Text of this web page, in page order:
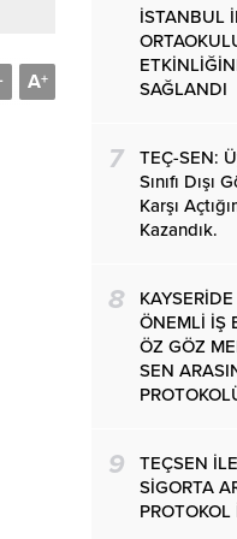
A+
İSTANBUL
SAĞLANDI
7
TEÇ-SEN:
Sınıfı
Karşı
Kazandık.
8
ÖNEMLİ İŞ
ÖZ GÖZ
SEN
9
TEÇSEN
SİGORTA